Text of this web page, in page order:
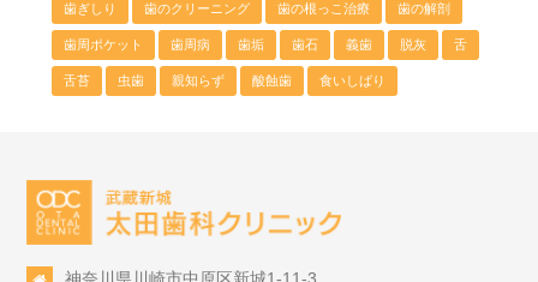
歯ぎしり 歯のクリーニング 歯の根っこ治療 歯の解剖
歯周ポケット 歯周病 歯垢 歯石 義歯 脱灰 舌
舌苔 虫歯 親知らず 酸蝕歯 食いしばり